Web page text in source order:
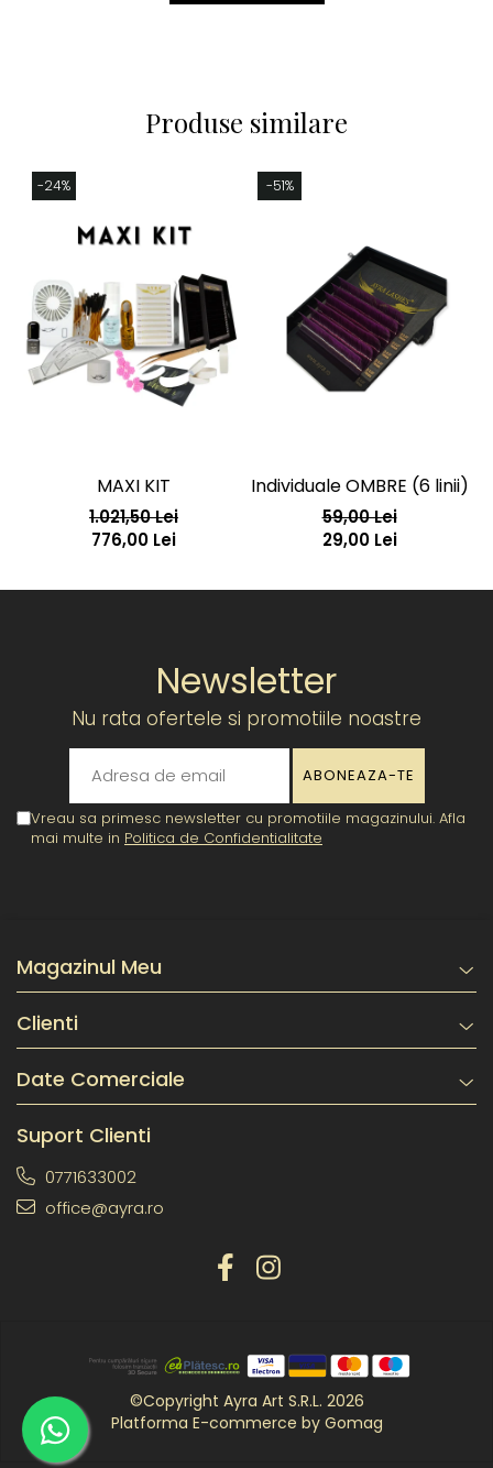
Produse similare
-24%
MAXI KIT
1.021,50 Lei
776,00 Lei
-51%
Individuale OMBRE (6 linii)
59,00 Lei
29,00 Lei
Newsletter
Nu rata ofertele si promotiile noastre
Vreau sa primesc newsletter cu promotiile magazinului. Afla
mai multe in Politica de Confidentialitate
Magazinul Meu
Clienti
Date Comerciale
Suport Clienti
0771633002
office@ayra.ro
©Copyright Ayra Art S.R.L. 2026
Platforma E-commerce by Gomag